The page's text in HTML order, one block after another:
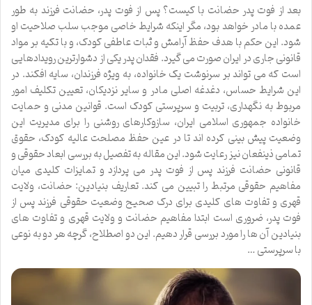
بعد از فوت پدر حضانت با کیست؟ پس از فوت پدر، حضانت فرزند به طور
عمده با مادر خواهد بود، مگر اینکه شرایط خاصی موجب سلب صلاحیت او
شود. این حکم با هدف حفظ آرامش و ثبات عاطفی کودک، و با تکیه بر مواد
قانونی جاری در ایران صورت می گیرد. فقدان پدر یکی از دشوارترین رویدادهایی
است که می تواند بر سرنوشت یک خانواده، به ویژه فرزندان، سایه افکند. در
این شرایط حساس، دغدغه اصلی مادر و سایر نزدیکان، تعیین تکلیف امور
مربوط به نگهداری، تربیت و سرپرستی کودک است. قوانین مدنی و حمایت
خانواده جمهوری اسلامی ایران، سازوکارهای روشنی را برای مدیریت این
وضعیت پیش بینی کرده اند تا در عین حفظ مصلحت عالیه کودک، حقوق
تمامی ذینفعان نیز رعایت شود. این مقاله به تفصیل به بررسی ابعاد حقوقی و
قانونی حضانت فرزند پس از فوت پدر می پردازد و تمایزات کلیدی میان
مفاهیم حقوقی مرتبط را تبیین می کند. تعاریف بنیادین: حضانت، ولایت
قهری و تفاوت های کلیدی برای درک صحیح وضعیت حقوقی فرزند پس از
فوت پدر، ضروری است ابتدا مفاهیم حضانت و ولایت قهری و تفاوت های
بنیادین آن ها را مورد بررسی قرار دهیم. این دو اصطلاح، گرچه هر دو به نوعی
با سرپرستی …